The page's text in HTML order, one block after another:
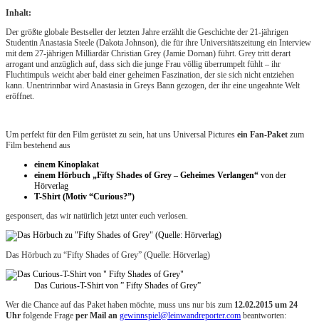
Inhalt:
Der größte globale Bestseller der letzten Jahre erzählt die Geschichte der 21-jährigen
Studentin Anastasia Steele (Dakota Johnson), die für ihre Universitätszeitung ein Interview
mit dem 27-jährigen Milliardär Christian Grey (Jamie Dornan) führt. Grey tritt derart
arrogant und anzüglich auf, dass sich die junge Frau völlig überrumpelt fühlt – ihr
Fluchtimpuls weicht aber bald einer geheimen Faszination, der sie sich nicht entziehen
kann. Unentrinnbar wird Anastasia in Greys Bann gezogen, der ihr eine ungeahnte Welt
eröffnet.
Um perfekt für den Film gerüstet zu sein, hat uns Universal Pictures ein Fan-Paket zum
Film bestehend aus
einem Kinoplakat
einem Hörbuch „Fifty Shades of Grey – Geheimes Verlangen“ von der
Hörverlag
T-Shirt (Motiv “Curious?”)
gesponsert, das wir natürlich jetzt unter euch verlosen.
Das Hörbuch zu “Fifty Shades of Grey” (Quelle: Hörverlag)
Das Curious-T-Shirt von ” Fifty Shades of Grey”
Wer die Chance auf das Paket haben möchte, muss uns nur bis zum 12.02.2015 um 24
Uhr folgende Frage per Mail an gewinnspiel@leinwandreporter.com beantworten: